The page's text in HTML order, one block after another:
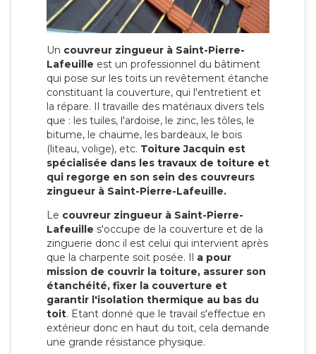
Un couvreur zingueur à Saint-Pierre-
Lafeuille est un professionnel du bâtiment
qui pose sur les toits un revêtement étanche
constituant la couverture, qui l'entretient et
la répare. Il travaille des matériaux divers tels
que : les tuiles, l'ardoise, le zinc, les tôles, le
bitume, le chaume, les bardeaux, le bois
(liteau, volige), etc. Toiture Jacquin est
spécialisée dans les travaux de toiture et
qui regorge en son sein des couvreurs
zingueur à Saint-Pierre-Lafeuille.
Le couvreur zingueur à Saint-Pierre-
Lafeuille s'occupe de la couverture et de la
zinguerie donc il est celui qui intervient après
que la charpente soit posée. Il a pour
mission de couvrir la toiture, assurer son
étanchéité, fixer la couverture et
garantir l'isolation thermique au bas du
toit. Etant donné que le travail s'effectue en
extérieur donc en haut du toit, cela demande
une grande résistance physique.